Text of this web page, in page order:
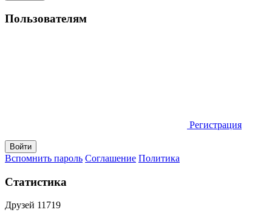
Пользователям
Регистрация
Вспомнить пароль Соглашение Политика
Статистика
Друзей 11719